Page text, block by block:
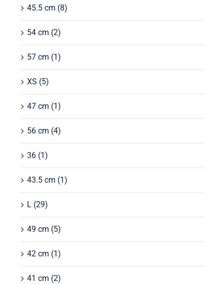
45.5 cm (8)
54 cm (2)
57 cm (1)
XS (5)
47 cm (1)
56 cm (4)
36 (1)
43.5 cm (1)
L (29)
49 cm (5)
42 cm (1)
41 cm (2)